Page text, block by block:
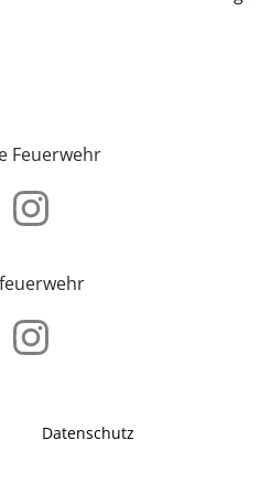
Feuerwehr
Datenschutz